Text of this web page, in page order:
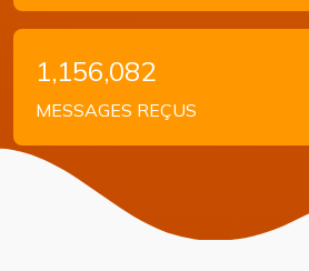
1,156,082
MESSAGES REÇUS